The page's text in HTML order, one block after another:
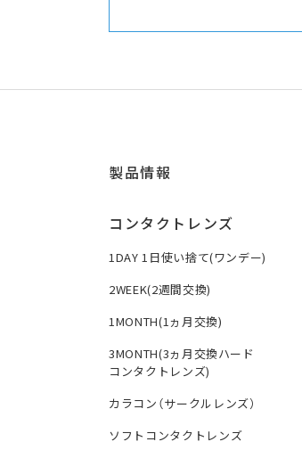
製品情報
コンタクトレンズ
1DAY 1日使い捨て(ワンデー)
2WEEK(2週間交換)
1MONTH(1ヵ月交換)
3MONTH(3ヵ月交換ハード
コンタクトレンズ)
カラコン（サークルレンズ）
ソフトコンタクトレンズ